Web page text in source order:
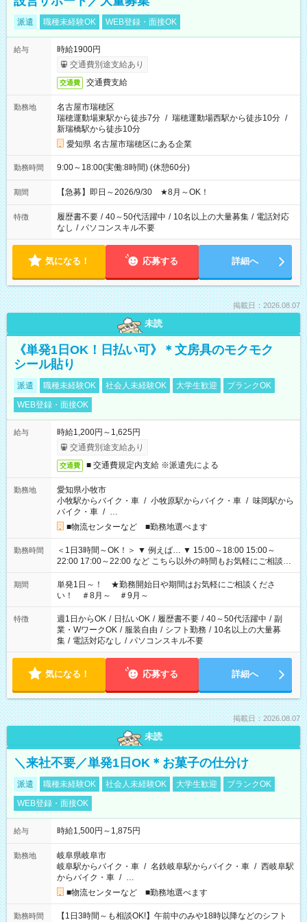
派遣 職種未経験OK WEB登録・面接OK
給与
時給1900円
交通費別途支給あり
交通費 交通費支給
勤務地
名古屋市瑞穂区
瑞穂運動場東駅から徒歩7分 / 瑞穂運動場西駅から徒歩10分 /
新瑞橋駅から徒歩10分
愛知県 名古屋市瑞穂区にある企業
勤務時間 9:00～18:00(実働:8時間) (休憩60分)
期間 【急募】即日～2026/9/30 ★8月～OK！
特徴 履歴書不要 / 40～50代活躍中 / 10名以上の大量募集 / 電話対応
なし / パソコンスキル不要
気になる！ 応募する 詳細へ
掲載日：2026.08.07
未読
《単発1日OK！日払い可》＊文房具のモクモク
シール貼り
派遣 職種未経験OK 社会人未経験OK 大学生歓迎
ブランクOK
WEB登録・面接OK
給与
時給1,200円～1,625円
交通費別途支給あり
交通費 ■ 交通費規定内支給 ※派遣先による
勤務地
愛知県小牧市
小牧駅からバイク・車 / 小牧原駅からバイク・車 / 味岡駅から
バイク・車 / …
■物流センターなど ■勤務地選べます
勤務時間
＜1日3時間～OK！＞ ▼ 例えば… ▼ 15:00～18:00 15:00～
22:00 17:00～22:00 など こちら以外の時間もお気軽にご相談く
ださい！
期間
単発1日～！ ★勤務開始日や期間はお気軽にご相談くださ
い！ ＃8月～ ＃9月～
特徴 週1日からOK / 日払いOK / 履歴書不要 / 40～50代活躍中 / 副
業・WワークOK / 服装自由 / シフト勤務 / 10名以上の大量募
集 / 電話対応なし / パソコンスキル不要
気になる！ 応募する 詳細へ
掲載日：2026.08.07
未読
＼来社不要／単発1日OK＊お菓子の仕分け
派遣 職種未経験OK 社会人未経験OK 大学生歓迎
ブランクOK
WEB登録・面接OK
給与 時給1,500円～1,875円
勤務地
岐阜県岐阜市
岐阜駅からバイク・車 / 名鉄岐阜駅からバイク・車 / 西岐阜駅
からバイク・車 / …
■物流センターなど ■勤務地選べます
勤務時間 【1日3時間～も相談OK!】午前中のみや18時以降などのシフト